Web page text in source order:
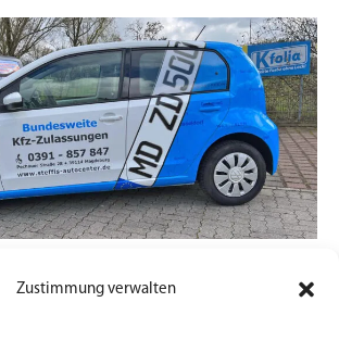
Zustimmung verwalten
mit Straßenpräsenz statt